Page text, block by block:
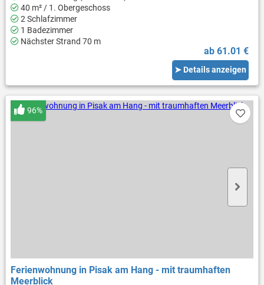
40 m² / 1. Obergeschoss
2 Schlafzimmer
1 Badezimmer
Nächster Strand 70 m
ab 61.01 €
➤ Details anzeigen
Ferienwohnung in Pisak am Hang - mit traumhaften
Meerblick
96%